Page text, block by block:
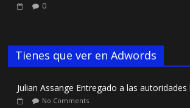
0
Tienes que ver en Adwords
Julian Assange Entregado a las autoridades
No Comments